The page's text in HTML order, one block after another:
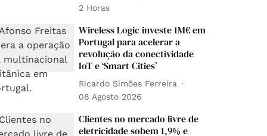
2 Horas
Wireless Logic investe 1M€ em
Portugal para acelerar a
revolução da conectividade
IoT e ‘Smart Cities’
Ricardo Simões Ferreira
08 Agosto 2026
Clientes no mercado livre de
eletricidade sobem 1,9% e